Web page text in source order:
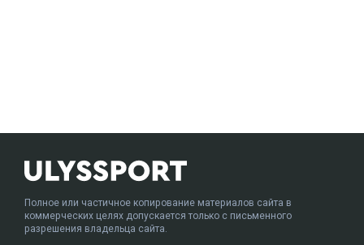
Полное или частичное копирование материалов сайта в
коммерческих целях допускается только с письменного
разрешения владельца сайта.